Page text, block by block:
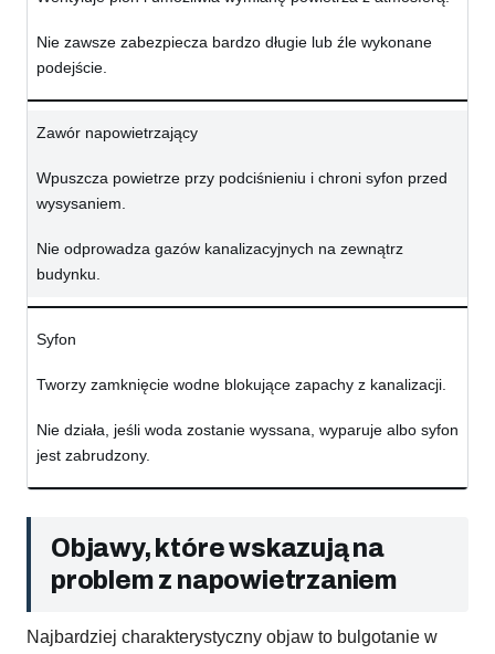
Nie zawsze zabezpiecza bardzo długie lub źle wykonane
podejście.
Zawór napowietrzający
Wpuszcza powietrze przy podciśnieniu i chroni syfon przed
wysysaniem.
Nie odprowadza gazów kanalizacyjnych na zewnątrz
budynku.
Syfon
Tworzy zamknięcie wodne blokujące zapachy z kanalizacji.
Nie działa, jeśli woda zostanie wyssana, wyparuje albo syfon
jest zabrudzony.
Objawy, które wskazują na
problem z napowietrzaniem
Najbardziej charakterystyczny objaw to bulgotanie w